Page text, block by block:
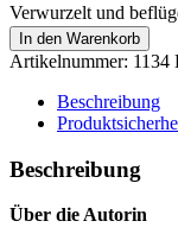
Verwurzelt und
In den Warenkorb
Artikelnummer: 1134
Beschreibung
Beschreibung
Über die Autorin